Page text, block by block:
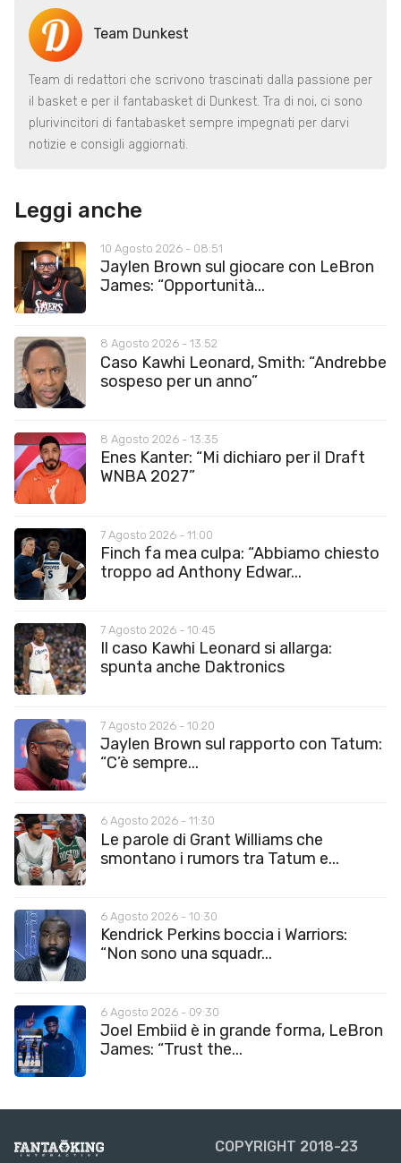
Team Dunkest
Team di redattori che scrivono trascinati dalla passione per
il basket e per il fantabasket di Dunkest. Tra di noi, ci sono
plurivincitori di fantabasket sempre impegnati per darvi
notizie e consigli aggiornati.
Leggi anche
10 Agosto 2026 - 08:51
Jaylen Brown sul giocare con LeBron
James: “Opportunità...
8 Agosto 2026 - 13:52
Caso Kawhi Leonard, Smith: “Andrebbe
sospeso per un anno”
8 Agosto 2026 - 13:35
Enes Kanter: “Mi dichiaro per il Draft
WNBA 2027”
7 Agosto 2026 - 11:00
Finch fa mea culpa: “Abbiamo chiesto
troppo ad Anthony Edwar...
7 Agosto 2026 - 10:45
Il caso Kawhi Leonard si allarga:
spunta anche Daktronics
7 Agosto 2026 - 10:20
Jaylen Brown sul rapporto con Tatum:
“C’è sempre...
6 Agosto 2026 - 11:30
Le parole di Grant Williams che
smontano i rumors tra Tatum e...
6 Agosto 2026 - 10:30
Kendrick Perkins boccia i Warriors:
“Non sono una squadr...
6 Agosto 2026 - 09:30
Joel Embiid è in grande forma, LeBron
James: “Trust the...
COPYRIGHT 2018-23